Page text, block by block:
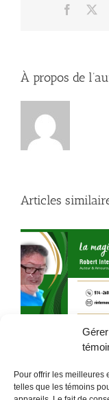
Pour offrir les meilleures
telles que les témoins
À propos de
Articles
Votre
vous